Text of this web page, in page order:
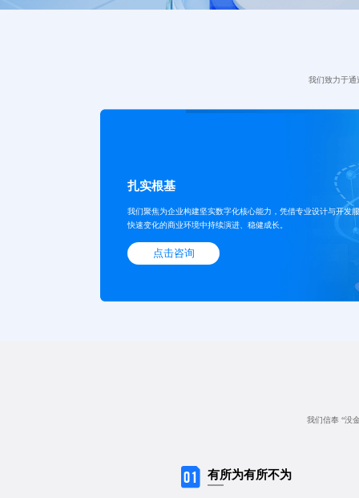
我们致力于通
扎实根基
我们聚焦为企业构建坚实数字化核心能力，凭借专业设计与开发
快速变化的商业环境中持续演进、稳健成长。
点击咨询
我们信奉 “没
有所为有所不为